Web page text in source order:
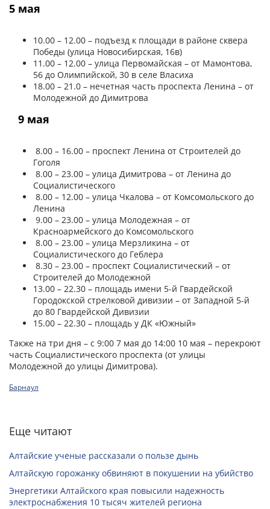
5 мая
10.00 – 12.00 – подъезд к площади в районе сквера
Победы (улица Новосибирская, 16в)
11.00 – 12.00 – улица Первомайская – от Мамонтова,
56 до Олимпийской, 30 в селе Власиха
18.00 – 21.0 – нечетная часть проспекта Ленина – от
Молодежной до Димитрова
9 мая
8.00 – 16.00 – проспект Ленина от Строителей до
Гоголя
8.00 – 23.00 – улица Димитрова – от Ленина до
Социалистического
8.00 – 12.00 – улица Чкалова – от Комсомольского до
Ленина
9.00 – 23.00 – улица Молодежная – от
Красноармейского до Комсомольского
8.00 – 23.00 – улица Мерзликина – от
Социалистического до Геблера
8.30 – 23.00 – проспект Социалистический – от
Строителей до Молодежной
13.00 – 22.30 – площадь имени 5-й Гвардейской
Городокской стрелковой дивизии – от Западной 5-й
до 80 Гвардейской Дивизии
15.00 – 22.30 – площадь у ДК «Южный»
Также на три дня – с 9:00 7 мая до 14:00 10 мая – перекроют
часть Социалистического проспекта (от улицы
Молодежной до улицы Димитрова).
Барнаул
Еще читают
Алтайские ученые рассказали о пользе дынь
Алтайскую горожанку обвиняют в покушении на убийство
Энергетики Алтайского края повысили надежность
электроснабжения 10 тысяч жителей региона